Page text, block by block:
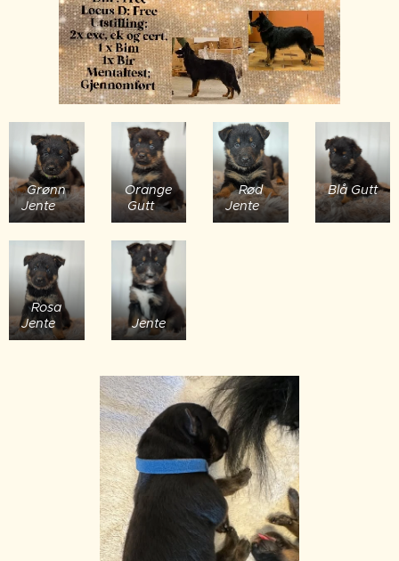
Grønn
Jente💚
Orange
Gutt🧡
Rød
Jente❤️
Blå Gutt
💙
Rosa
Jente🩷
Jente